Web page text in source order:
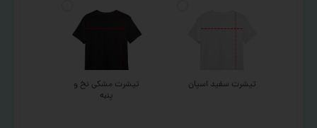
تیشرت سفید اسپان
تیشرت مشکی نخ و
پنبه